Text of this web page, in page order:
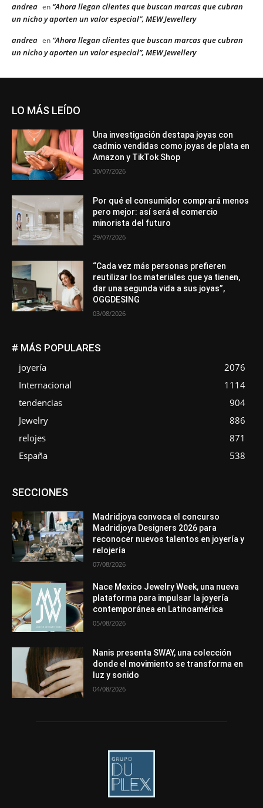
andrea en “Ahora llegan clientes que buscan marcas que cubran
un nicho y aporten un valor especial”, MEW Jewellery
andrea en “Ahora llegan clientes que buscan marcas que cubran
un nicho y aporten un valor especial”, MEW Jewellery
LO MÁS LEÍDO
Una investigación destapa joyas con
cadmio vendidas como joyas de plata en
Amazon y TikTok Shop
30/07/2026
Por qué el consumidor comprará menos
pero mejor: así será el comercio
minorista del futuro
29/07/2026
“Cada vez más personas prefieren
reutilizar los materiales que ya tienen,
dar una segunda vida a sus joyas”,
OGGDESING
03/08/2026
# MÁS POPULARES
joyería
2076
Internacional
1114
tendencias
904
Jewelry
886
relojes
871
España
538
SECCIONESAsociaciones
Entrevistas
Mundo Técnico
Novedades Opiniones
Perspectiva
Premios
Secciones Sin categoría
Más
Madridjoya convoca el concurso
Madridjoya Designers 2026 para
reconocer nuevos talentos en joyería y
relojería
07/08/2026
Nace Mexico Jewelry Week, una nueva
plataforma para impulsar la joyería
contemporánea en Latinoamérica
05/08/2026
Nanis presenta SWAY, una colección
donde el movimiento se transforma en
luz y sonido
04/08/2026